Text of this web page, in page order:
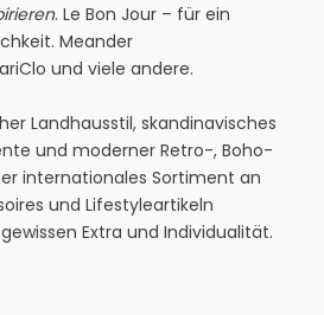
. Le Bon Jour – für ein
Meander
und viele andere.
Landhausstil, skandinavisches
und moderner Retro-, Boho-
internationales Sortiment an
und Lifestyleartikeln
Extra und Individualität.